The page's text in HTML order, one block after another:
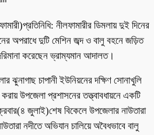
নীলফামারীর ডিমলায় দুই দিনের
অপরাধে দুটি মেশিন জব্দ ও বালু বহনে জড়িত
করেছেন ভ্রাম্যমান আদালত।
ঝুনাগাছ চাপানী ইউনিয়নের দক্ষিণ সোনাখুলি
উপজেলা প্রশাসনের তত্ত্বাবধায়নে একটি
জুলাই)শেষ বিকেলে উপজেলার নাউতারা
নদীতে অভিযান চালিয়ে অবৈধভাবে বালু